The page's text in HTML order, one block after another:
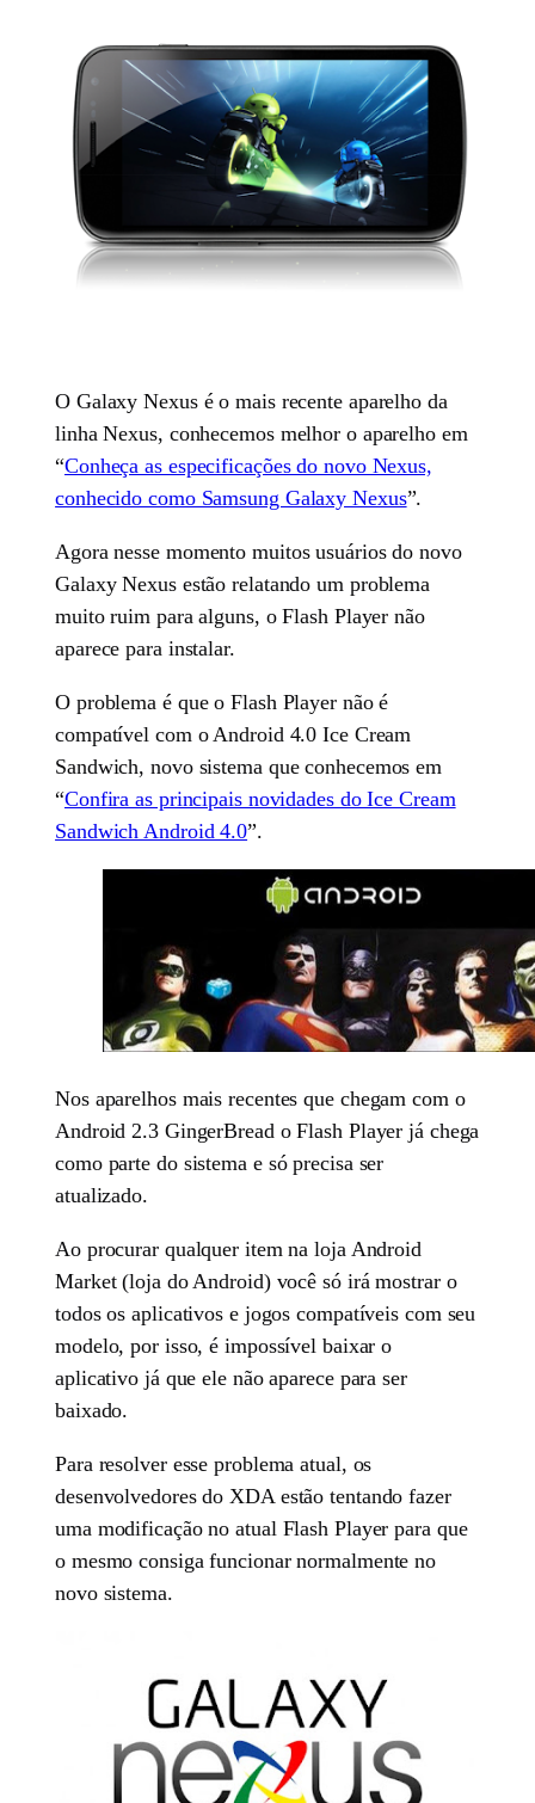
O Galaxy Nexus é o mais recente aparelho da
linha Nexus, conhecemos melhor o aparelho em
“Conheça as especificações do novo Nexus,
conhecido como Samsung Galaxy Nexus”.
Agora nesse momento muitos usuários do novo
Galaxy Nexus estão relatando um problema
muito ruim para alguns, o Flash Player não
aparece para instalar.
O problema é que o Flash Player não é
compatível com o Android 4.0 Ice Cream
Sandwich, novo sistema que conhecemos em
“Confira as principais novidades do Ice Cream
Sandwich Android 4.0”.
Nos aparelhos mais recentes que chegam com o
Android 2.3 GingerBread o Flash Player já chega
como parte do sistema e só precisa ser
atualizado.
Ao procurar qualquer item na loja Android
Market (loja do Android) você só irá mostrar o
todos os aplicativos e jogos compatíveis com seu
modelo, por isso, é impossível baixar o
aplicativo já que ele não aparece para ser
baixado.
Para resolver esse problema atual, os
desenvolvedores do XDA estão tentando fazer
uma modificação no atual Flash Player para que
o mesmo consiga funcionar normalmente no
novo sistema.